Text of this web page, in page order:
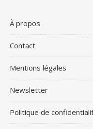
À propos
Contact
Mentions légales
Newsletter
Politique de